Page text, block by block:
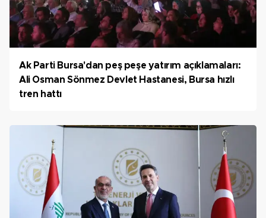
Ak Parti Bursa'dan peş peşe yatırım açıklamaları:
Ali Osman Sönmez Devlet Hastanesi, Bursa hızlı
tren hattı